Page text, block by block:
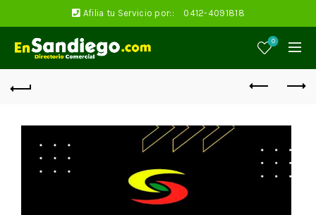
Afilia tu Servicio por:: 0412-4091818
0